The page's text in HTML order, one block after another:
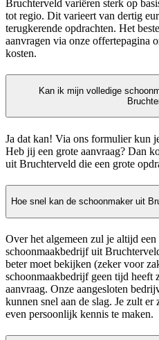
Bruchterveld variëren sterk op
tot regio. Dit varieert van dertig
terugkerende opdrachten. Het
aanvragen via onze offertepagina
kosten.
Kan ik mijn volledige
Ja dat kan! Via ons formulier kun
Heb jij een grote aanvraag? Dan
uit Bruchterveld die een grote
Hoe snel kan de schoonmaker uit
Over het algemeen zul je altijd
schoonmaakbedrijf uit
beter moet bekijken (zeker voor
schoonmaakbedrijf geen tijd heeft
aanvraag. Onze aangesloten
kunnen snel aan de slag. Je zult
even persoonlijk kennis te maken.